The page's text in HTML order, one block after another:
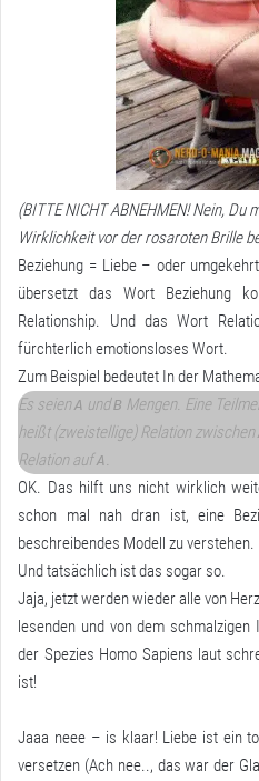
(BITTE NICHT ABNEHMEN! Nein,
Wirklichkeit vor der rosaroten Brille
Beziehung = Liebe – oder
übersetzt das Wort Beziehung
Relationship. Und das Wort
fürchterlich emotionsloses Wort.
Zum Beispiel bedeutet In der
Es seienA undB Mengen. Eine
heißt (zweistellige) Relation zwischen
Relation aufA
OK. Das hilft uns nicht wirklich
schon mal nah dran ist, eine
beschreibendes Modell zu verstehen.
Und tatsächlich ist das sogar so.
Jaja, jetzt werden wieder alle von
lesenden und von dem
der Spezies Homo Sapiens laut
ist!
Jaaa neee – is klaar! Liebe ist ein
versetzen (Ach nee.., das war der